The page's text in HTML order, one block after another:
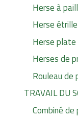
Herse à
Herse étrille
Herse plate
Herses de
Rouleau de
TRAVAIL DU
Combiné